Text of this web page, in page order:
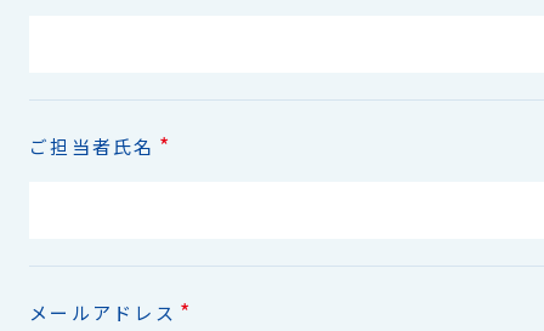
ご担当者氏名 *
メールアドレス *